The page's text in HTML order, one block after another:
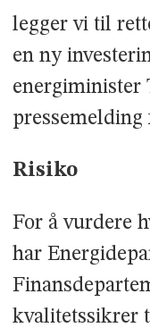
legger vi til
en ny
energiminister
pressemelding
Risiko
For å vurdere
har
kvalitetssikrer